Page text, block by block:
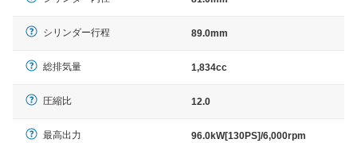
シリンダー行程 89.0mm
総排気量 1,834cc
圧縮比 12.0
最高出力 96.0kW[130PS]/6,000rpm